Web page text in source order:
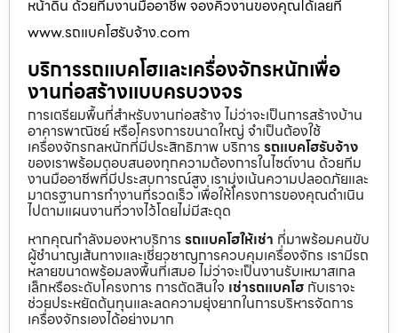
หน้าดิน ด้วยทีมงานมืออาชีพ จองคิวงานของคุณได้เลยที่
www.รถแบคโฮรับจ้าง.com
บริการรถแบคโฮและเครื่องจักรหนักเพื่อ
งานก่อสร้างแบบครบวงจร
การเตรียมพื้นที่สำหรับงานก่อสร้าง ไม่ว่าจะเป็นการสร้างบ้าน
อาคารพาณิชย์ หรือโครงการขนาดใหญ่ จำเป็นต้องใช้
เครื่องจักรกลหนักที่มีประสิทธิภาพ บริการ รถแบคโฮรับจ้าง
ของเราพร้อมตอบสนองทุกความต้องการในไซต์งาน ด้วยทีม
งานมืออาชีพที่มีประสบการณ์สูง เรามุ่งเน้นความปลอดภัยและ
มาตรฐานการทำงานที่รวดเร็ว เพื่อให้โครงการของคุณดำเนิน
ไปตามแผนงานที่วางไว้โดยไม่มีสะดุด
หากคุณกำลังมองหาบริการ รถแบคโฮให้เช่า ที่มาพร้อมคนขับ
ผู้ชำนาญเส้นทางและเชี่ยวชาญการควบคุมเครื่องจักร เรามีรถ
หลายขนาดพร้อมลงพื้นที่เสมอ ไม่ว่าจะเป็นงานรับเหมาสเกล
เล็กหรือระดับโครงการ การตัดสินใจ เช่ารถแบคโฮ กับเราจะ
ช่วยประหยัดต้นทุนและลดความยุ่งยากในการบริหารจัดการ
เครื่องจักรเองได้อย่างมาก